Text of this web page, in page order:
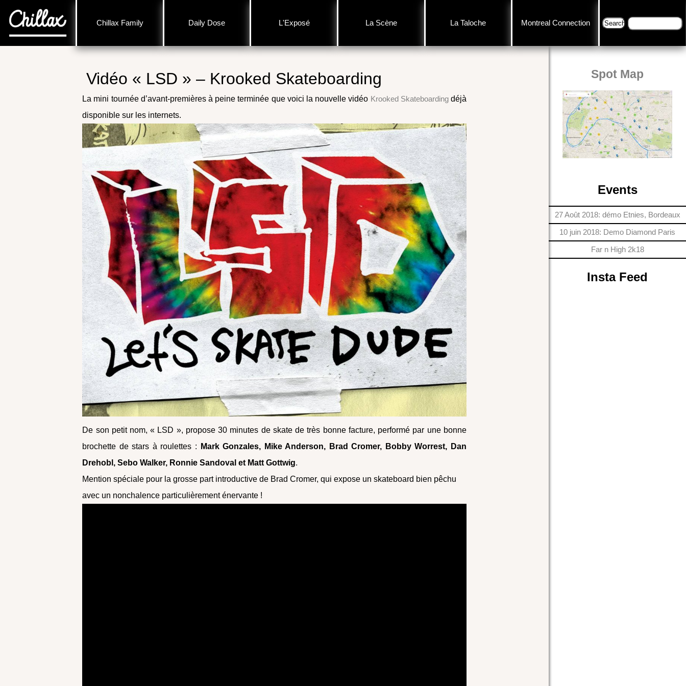
Chillax Family Daily Dose L'Exposé La Scène La Taloche Montreal Connection
Vidéo « LSD » – Krooked Skateboarding
La mini tournée d’avant-premières à peine terminée que voici la nouvelle vidéo Krooked Skateboardingdéjà
disponible sur les internets.
De son petit nom, « LSD », propose 30 minutes de skate de très bonne facture, performé par une bonne
brochette de stars à roulettes :
Mark Gonzales, Mike Anderson, Brad Cromer, Bobby Worrest, Dan
Drehobl, Sebo Walker, Ronnie Sandoval et Matt Gottwig.
Mention spéciale pour la grosse part introductive de Brad Cromer, qui expose un skateboard bien pêchu
avec un nonchalence particulièrement énervante !
Spot Map
Events
27 Août 2018: démo Etnies, Bordeaux
10 juin 2018: Demo Diamond Paris
Far n High 2k18
Insta Feed